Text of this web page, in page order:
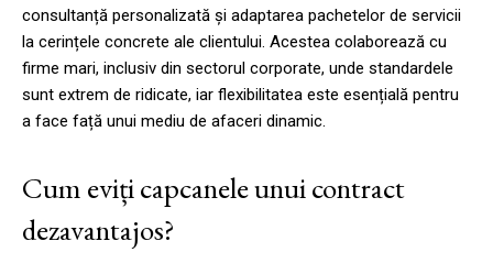
consultanță personalizată și adaptarea pachetelor de servicii
la cerințele concrete ale clientului. Acestea colaborează cu
firme mari, inclusiv din sectorul corporate, unde standardele
sunt extrem de ridicate, iar flexibilitatea este esențială pentru
a face față unui mediu de afaceri dinamic.
Cum eviți capcanele unui contract
dezavantajos?